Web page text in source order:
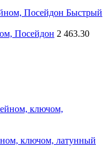
Быстрый
Посейдон 2 463.30
ключом, латунный